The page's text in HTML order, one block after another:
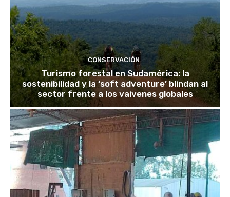
CONSERVACIÓN
Turismo forestal en Sudamérica: la
sostenibilidad y la ‘soft adventure’ blindan al
sector frente a los vaivenes globales